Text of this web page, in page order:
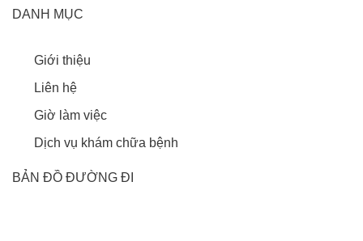
DANH MỤC
Giới thiệu
Liên hệ
Giờ làm việc
Dịch vụ khám chữa bệnh
BẢN ĐỒ ĐƯỜNG ĐI